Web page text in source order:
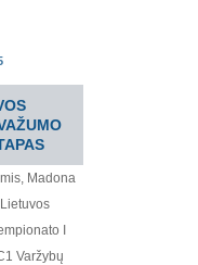
Madona
I
Varžybų